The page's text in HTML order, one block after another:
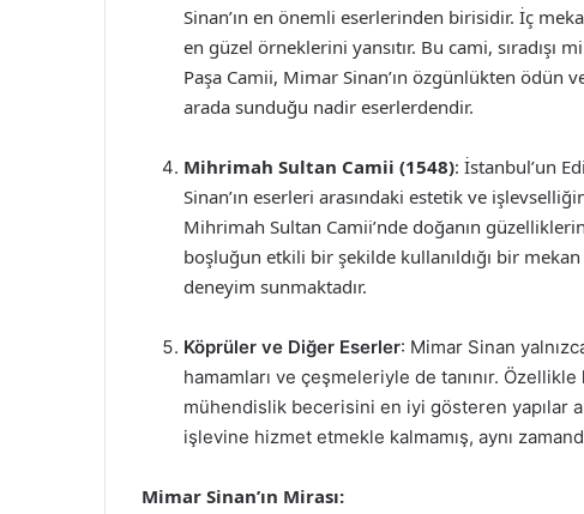
Sinan’ın en önemli eserlerinden birisidir. İç
en güzel örneklerini yansıtır. Bu cami, sıradışı
Paşa Camii, Mimar Sinan’ın özgünlükten
arada sunduğu nadir eserlerdendir.
Mihrimah Sultan Camii (1548): İstanbul’un
Sinan’ın eserleri arasındaki estetik ve
Mihrimah Sultan Camii’nde doğanın
boşluğun etkili bir şekilde kullanıldığı bir
deneyim sunmaktadır.
Köprüler ve Diğer Eserler: Mimar Sinan
hamamları ve çeşmeleriyle de tanınır. Özellikle
mühendislik becerisini en iyi gösteren yapılar
işlevine hizmet etmekle kalmamış, aynı
Mimar Sinan’ın Mirası: